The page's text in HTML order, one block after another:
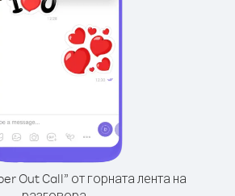
Out Call” от горната лента на